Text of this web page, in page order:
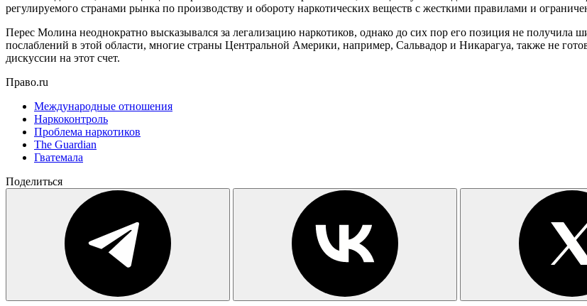
регулируемого странами рынка по производству и обороту наркотических веществ с жесткими правилами и
Перес Молина неоднократно высказывался за легализацию наркотиков, однако до сих пор его позиция не
послаблений в этой области, многие страны Центральной Америки, например, Сальвадор и Никарагуа, также не
дискуссии на этот счет.
Право.ru
Международные отношения
Наркоконтроль
Проблема наркотиков
The Guardian
Гватемала
Поделиться